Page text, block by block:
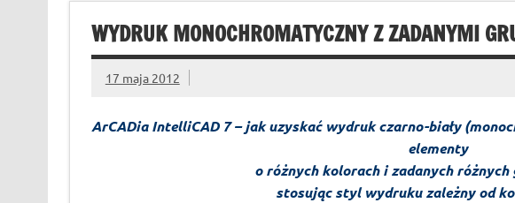
WYDRUK MONOCHROMATYCZNY Z ZADANYMI
17 maja 2012
ArCADia IntelliCAD 7 – jak uzyskać wydruk czarno-biały
elementy
o różnych kolorach i zadanych
stosując styl wydruku zależny od